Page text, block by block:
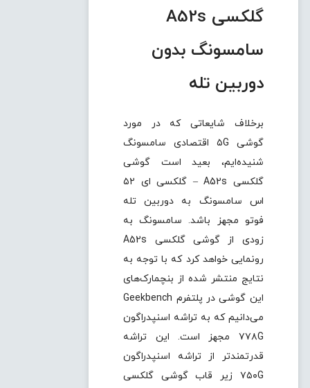
گلکسی A52s
سامسونگ بدون
دوربین تله
برخلاف شایعاتی که در مورد
گوشی ۵G اقتصادی سامسونگ
شنیده‌ایم، بعید است گوشی
گلکسی A52s – گلکسی ای ۵۲
اس سامسونگ به دوربین تله
فوتو مجهز باشد. سامسونگ به
زودی از گوشی گلکسی A52s
رونمایی خواهد کرد که با توجه به
نتایج منتشر شده از بنچمارک‌های
این گوشی در پلتفرم Geekbench
می‌دانیم که به تراشه اسنپدراگون
۷۷۸G مجهز است. این تراشه
قدرتمندتر از تراشه اسنپدراگون
۷۵۰G زیر قاب گوشی گلکسی